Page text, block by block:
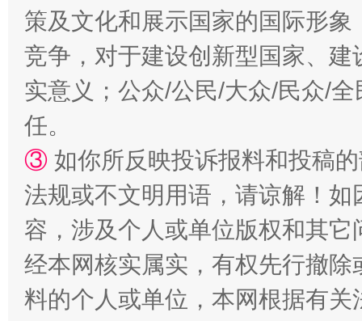
策及文化和展示国家的国际形
竞争，对于建设创新型国家、
实意义；公众/公民/大众/民众/
任。
③ 如你所反映投诉报料和投稿
法规或不文明用语，请谅解！
容，涉及个人或单位版权和其它
经本网核实属实，有权先行撤
料的个人或单位，本网根据有